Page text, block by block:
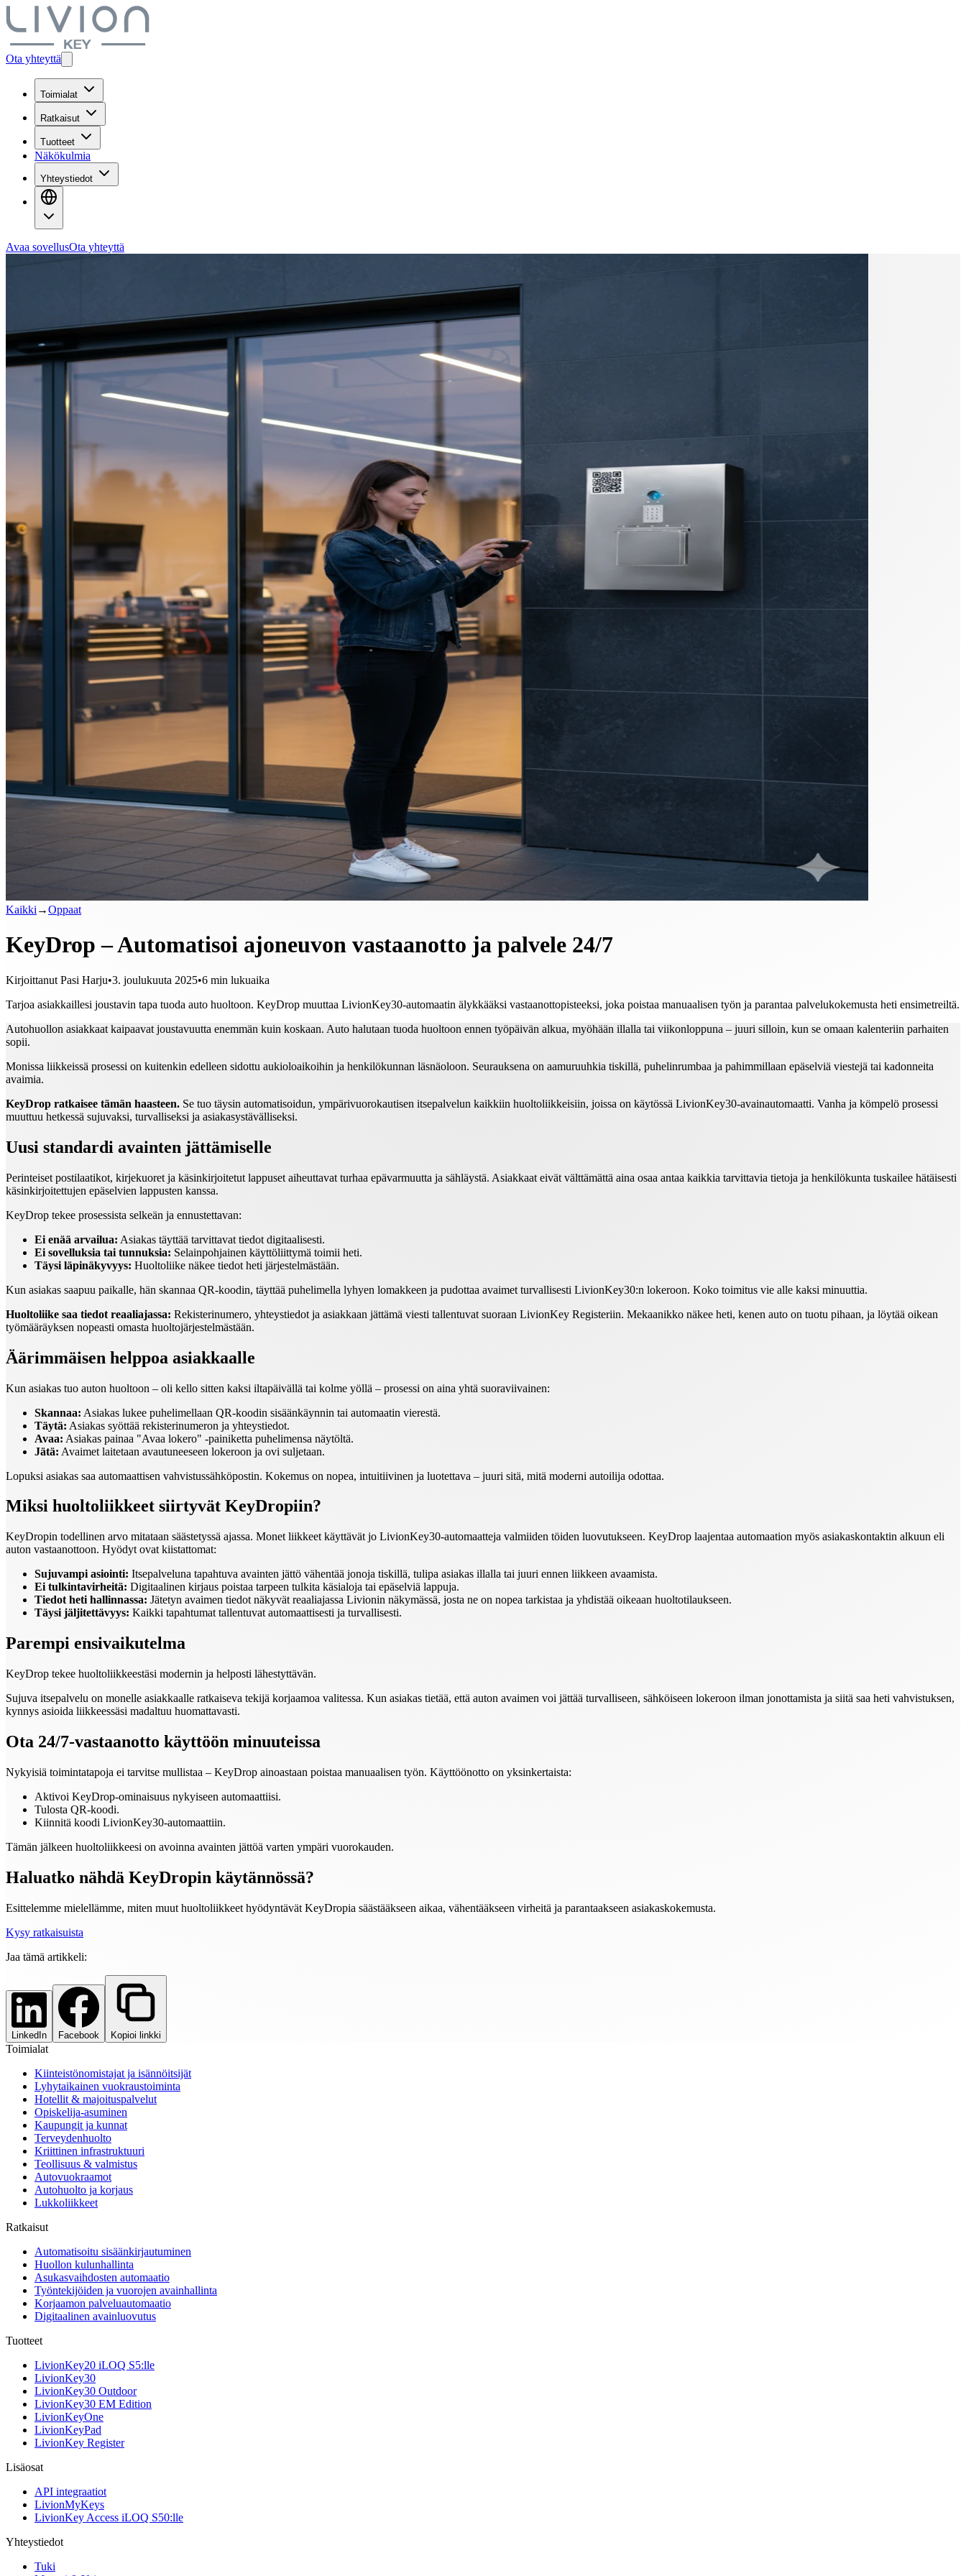
Ota yhteyttä
Toimialat
Ratkaisut
Tuotteet
Näkökulmia
Yhteystiedot
Avaa sovellusOta yhteyttä
Kaikki →Oppaat
KeyDrop – Automatisoi ajoneuvon vastaanotto ja palvele 24/7
Kirjoittanut Pasi Harju•3. joulukuuta 2025•6 min lukuaika
Tarjoa asiakkaillesi joustavin tapa tuoda auto huoltoon. KeyDrop muuttaa LivionKey30-automaatin älykkääksi vastaanottopisteeksi, joka poistaa manuaalisen työn ja parantaa palvelukokemusta heti ensimetreiltä.
Autohuollon asiakkaat kaipaavat joustavuutta enemmän kuin koskaan. Auto halutaan tuoda huoltoon ennen työpäivän alkua, myöhään illalla tai viikonloppuna – juuri silloin, kun se omaan kalenteriin parhaiten
sopii.
Monissa liikkeissä prosessi on kuitenkin edelleen sidottu aukioloaikoihin ja henkilökunnan läsnäoloon. Seurauksena on aamuruuhkia tiskillä, puhelinrumbaa ja pahimmillaan epäselviä viestejä tai kadonneita
avaimia.
KeyDrop ratkaisee tämän haasteen. Se tuo täysin automatisoidun, ympärivuorokautisen itsepalvelun kaikkiin huoltoliikkeisiin, joissa on käytössä LivionKey30-avainautomaatti. Vanha ja kömpelö prosessi
muuttuu hetkessä sujuvaksi, turvalliseksi ja asiakasystävälliseksi.
Uusi standardi avainten jättämiselle
Perinteiset postilaatikot, kirjekuoret ja käsinkirjoitetut lappuset aiheuttavat turhaa epävarmuutta ja sähläystä. Asiakkaat eivät välttämättä aina osaa antaa kaikkia tarvittavia tietoja ja henkilökunta tuskailee hätäisesti
käsinkirjoitettujen epäselvien lappusten kanssa.
KeyDrop tekee prosessista selkeän ja ennustettavan:
Ei enää arvailua: Asiakas täyttää tarvittavat tiedot digitaalisesti.
Ei sovelluksia tai tunnuksia: Selainpohjainen käyttöliittymä toimii heti.
Täysi läpinäkyvyys: Huoltoliike näkee tiedot heti järjestelmästään.
Kun asiakas saapuu paikalle, hän skannaa QR-koodin, täyttää puhelimella lyhyen lomakkeen ja pudottaa avaimet turvallisesti LivionKey30:n lokeroon. Koko toimitus vie alle kaksi minuuttia.
Huoltoliike saa tiedot reaaliajassa: Rekisterinumero, yhteystiedot ja asiakkaan jättämä viesti tallentuvat suoraan LivionKey Registeriin. Mekaanikko näkee heti, kenen auto on tuotu pihaan, ja löytää oikean
työmääräyksen nopeasti omasta huoltojärjestelmästään.
Äärimmäisen helppoa asiakkaalle
Kun asiakas tuo auton huoltoon – oli kello sitten kaksi iltapäivällä tai kolme yöllä – prosessi on aina yhtä suoraviivainen:
Skannaa: Asiakas lukee puhelimellaan QR-koodin sisäänkäynnin tai automaatin vierestä.
Täytä: Asiakas syöttää rekisterinumeron ja yhteystiedot.
Avaa: Asiakas painaa "Avaa lokero" -painiketta puhelimensa näytöltä.
Jätä: Avaimet laitetaan avautuneeseen lokeroon ja ovi suljetaan.
Lopuksi asiakas saa automaattisen vahvistussähköpostin. Kokemus on nopea, intuitiivinen ja luotettava – juuri sitä, mitä moderni autoilija odottaa.
Miksi huoltoliikkeet siirtyvät KeyDropiin?
KeyDropin todellinen arvo mitataan säästetyssä ajassa. Monet liikkeet käyttävät jo LivionKey30-automaatteja valmiiden töiden luovutukseen. KeyDrop laajentaa automaation myös asiakaskontaktin alkuun eli
auton vastaanottoon. Hyödyt ovat kiistattomat:
Sujuvampi asiointi: Itsepalveluna tapahtuva avainten jättö vähentää jonoja tiskillä, tulipa asiakas illalla tai juuri ennen liikkeen avaamista.
Ei tulkintavirheitä: Digitaalinen kirjaus poistaa tarpeen tulkita käsialoja tai epäselviä lappuja.
Tiedot heti hallinnassa: Jätetyn avaimen tiedot näkyvät reaaliajassa Livionin näkymässä, josta ne on nopea tarkistaa ja yhdistää oikeaan huoltotilaukseen.
Täysi jäljitettävyys: Kaikki tapahtumat tallentuvat automaattisesti ja turvallisesti.
Parempi ensivaikutelma
KeyDrop tekee huoltoliikkeestäsi modernin ja helposti lähestyttävän.
Sujuva itsepalvelu on monelle asiakkaalle ratkaiseva tekijä korjaamoa valitessa. Kun asiakas tietää, että auton avaimen voi jättää turvalliseen, sähköiseen lokeroon ilman jonottamista ja siitä saa heti vahvistuksen,
kynnys asioida liikkeessäsi madaltuu huomattavasti.
Ota 24/7-vastaanotto käyttöön minuuteissa
Nykyisiä toimintatapoja ei tarvitse mullistaa – KeyDrop ainoastaan poistaa manuaalisen työn. Käyttöönotto on yksinkertaista:
Aktivoi KeyDrop-ominaisuus nykyiseen automaattiisi.
Tulosta QR-koodi.
Kiinnitä koodi LivionKey30-automaattiin.
Tämän jälkeen huoltoliikkeesi on avoinna avainten jättöä varten ympäri vuorokauden.
Haluatko nähdä KeyDropin käytännössä?
Esittelemme mielellämme, miten muut huoltoliikkeet hyödyntävät KeyDropia säästääkseen aikaa, vähentääkseen virheitä ja parantaakseen asiakaskokemusta.
Kysy ratkaisuista
Jaa tämä artikkeli:
LinkedIn Facebook Kopioi linkki
Toimialat
Kiinteistönomistajat ja isännöitsijät
Lyhytaikainen vuokraustoiminta
Hotellit & majoituspalvelut
Opiskelija-asuminen
Kaupungit ja kunnat
Terveydenhuolto
Kriittinen infrastruktuuri
Teollisuus & valmistus
Autovuokraamot
Autohuolto ja korjaus
Lukkoliikkeet
Ratkaisut
Automatisoitu sisäänkirjautuminen
Huollon kulunhallinta
Asukasvaihdosten automaatio
Työntekijöiden ja vuorojen avainhallinta
Korjaamon palveluautomaatio
Digitaalinen avainluovutus
Tuotteet
LivionKey20 iLOQ S5:lle
LivionKey30
LivionKey30 Outdoor
LivionKey30 EM Edition
LivionKeyOne
LivionKeyPad
LivionKey Register
Lisäosat
API integraatiot
LivionMyKeys
LivionKey Access iLOQ S50:lle
Yhteystiedot
Tuki